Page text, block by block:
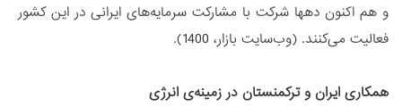
و هم اکنون ده­ها شرکت با مشارکت سرمایه‌های ایرانی در این کشور
فعالیت می‌کنند. (وب‌سایت بازار، 1400).
همکاری ایران و ترکمنستان در زمینه‌ی انرژی